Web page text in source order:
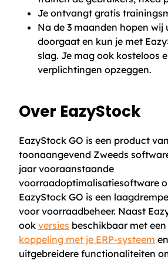
Je ontvangt gratis
Na de 3 maanden hopen
doorgaat en kun je met
slag. Je mag ook kosteloos
verplichtingen opzeggen.
Over EazyStock
EazyStock GO is een product
toonaangevend Zweeds
jaar vooraanstaande
voorraadoptimalisatiesoftware
EazyStock GO is een
voor voorraadbeheer. Naast
ook versies beschikbaar met een
koppeling met je ERP-systeem
uitgebreidere functionaliteiten